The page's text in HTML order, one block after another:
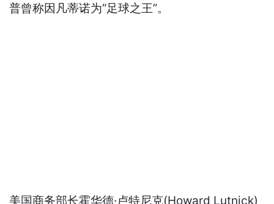
普曾称因凡蒂诺为“足球之王”。
美国商务部长霍华德·卢特尼克(Howard Lutnick)